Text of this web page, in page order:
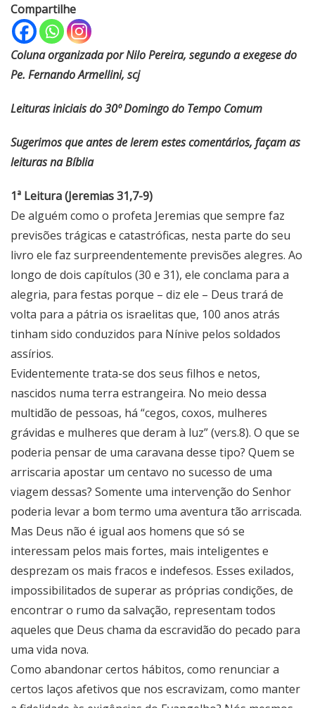
Compartilhe
Coluna organizada por Nilo Pereira, segundo a exegese do
Pe. Fernando Armellini, scj
Leituras iniciais do 30º Domingo do Tempo Comum
Sugerimos que antes de lerem estes comentários, façam as
leituras na Bíblia
1ª Leitura (Jeremias 31,7-9)
De alguém como o profeta Jeremias que sempre faz
previsões trágicas e catastróficas, nesta parte do seu
livro ele faz surpreendentemente previsões alegres. Ao
longo de dois capítulos (30 e 31), ele conclama para a
alegria, para festas porque – diz ele – Deus trará de
volta para a pátria os israelitas que, 100 anos atrás
tinham sido conduzidos para Nínive pelos soldados
assírios.
Evidentemente trata-se dos seus filhos e netos,
nascidos numa terra estrangeira. No meio dessa
multidão de pessoas, há “cegos, coxos, mulheres
grávidas e mulheres que deram à luz” (vers.8). O que se
poderia pensar de uma caravana desse tipo? Quem se
arriscaria apostar um centavo no sucesso de uma
viagem dessas? Somente uma intervenção do Senhor
poderia levar a bom termo uma aventura tão arriscada.
Mas Deus não é igual aos homens que só se
interessam pelos mais fortes, mais inteligentes e
desprezam os mais fracos e indefesos. Esses exilados,
impossibilitados de superar as próprias condições, de
encontrar o rumo da salvação, representam todos
aqueles que Deus chama da escravidão do pecado para
uma vida nova.
Como abandonar certos hábitos, como renunciar a
certos laços afetivos que nos escravizam, como manter